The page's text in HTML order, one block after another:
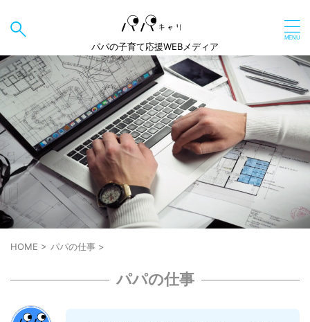
パパの子育て応援WEBメディア
HOME > パパの仕事 >
パパの仕事